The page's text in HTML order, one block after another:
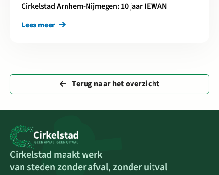
Cirkelstad Arnhem-Nijmegen: 10 jaar IEWAN
Lees meer
Terug naar het overzicht
Cirkelstad maakt werk
van steden zonder afval, zonder uitval